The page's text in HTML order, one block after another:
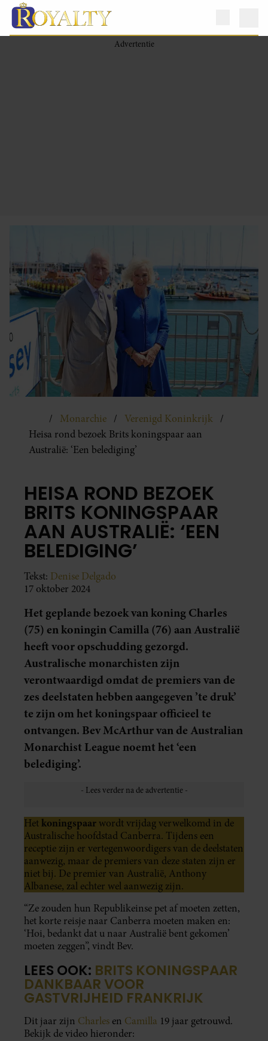
Monarchie
Verenigd Koninkrijk
Heisa rond bezoek Brits koningspaar aan
Australië: ‘Een belediging’
HEISA ROND BEZOEK
BRITS KONINGSPAAR
AAN AUSTRALIË: ‘EEN
BELEDIGING’
Tekst: Denise Delgado
17 oktober 2024
Het geplande bezoek van koning Charles
(75) en koningin Camilla (76) aan Australië
heeft voor opschudding gezorgd.
Australische monarchisten zijn
verontwaardigd omdat de premiers van de
zes deelstaten hebben aangegeven ’te druk’
te zijn om het koningspaar officieel te
ontvangen. Bev McArthur van de Australian
Monarchist League noemt het ‘een
belediging’.
Hetkoningspaar wordt vrijdag verwelkomd in de
Australische hoofdstad Canberra. Tijdens een
receptie zijn er vertegenwoordigers van de deelstaten
aanwezig, maar de premiers van deze staten zijn er
niet bij. De premier van Australië, Anthony
Albanese, zal echter wel aanwezig zijn.
“Ze zouden hun Republikeinse pet af moeten zetten,
het korte reisje naar Canberra moeten maken en:
‘Hoi, bedankt dat u naar Australië bent gekomen’
moeten zeggen”, vindt Bev.
LEES OOK: BRITS KONINGSPAAR
DANKBAAR VOOR
GASTVRIJHEID FRANKRIJK
Dit jaar zijn Charles en Camilla 19 jaar getrouwd.
Bekijk de video hieronder: